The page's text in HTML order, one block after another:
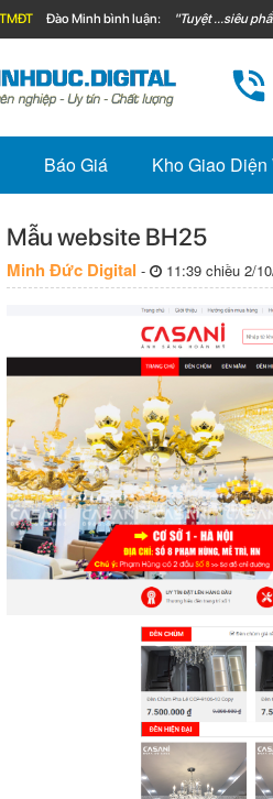
Đào Minh bình luận: "Tuyệt ...siêu
Báo Giá Kho Giao Diện
Mẫu website BH25
Minh Đức Digital - 11:39 chiều 2/